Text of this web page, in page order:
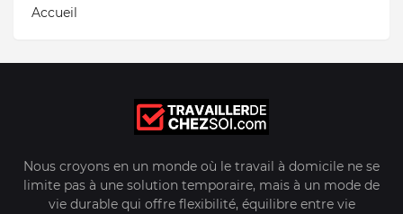
Accueil
Nous croyons en un monde où le travail à domicile ne se
limite pas à une solution temporaire, mais à un mode de
vie durable qui offre flexibilité, équilibre entre vie